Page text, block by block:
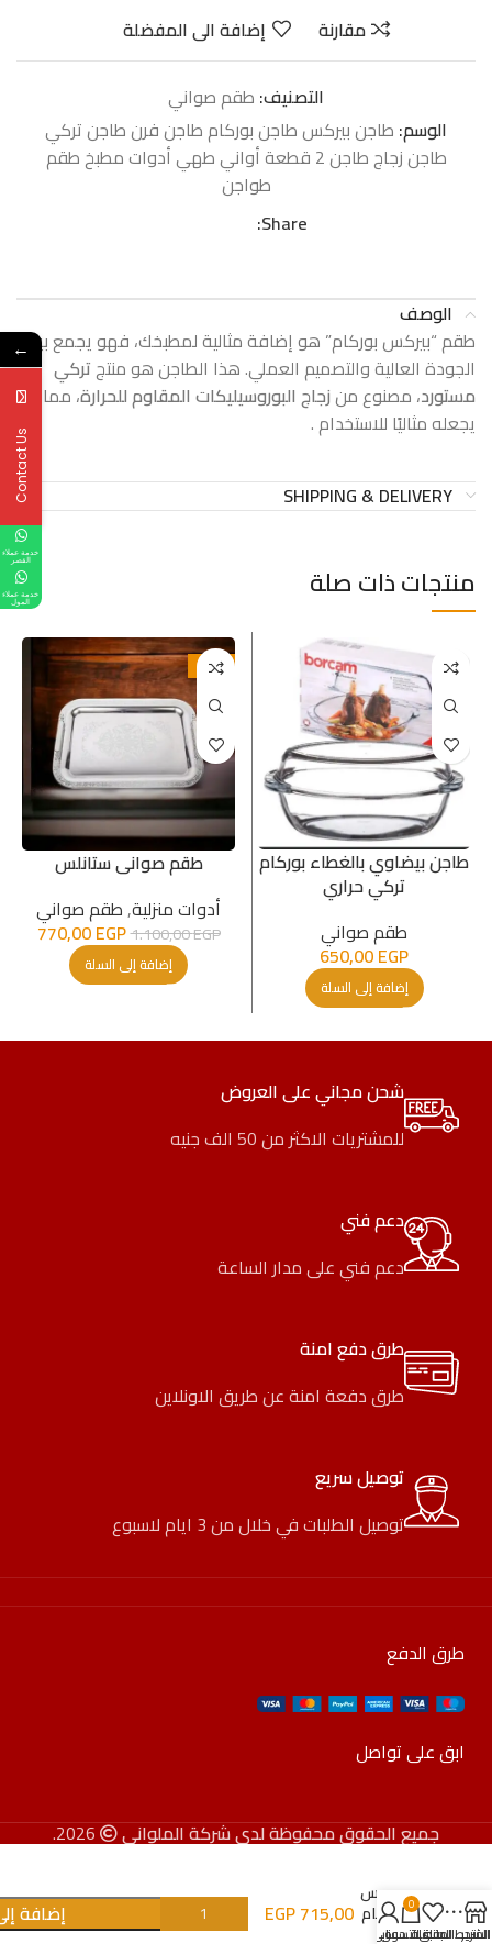
مقارنة
إضافة الى المفضلة
التصنيف: طقم صواني
الوسم: طاجن بيركس طاجن بوركام طاجن فرن طاجن تركي
طاجن زجاج طاجن 2 قطعة أواني طهي أدوات مطبخ طقم
طواجن
Share:
الوصف
طقم “بيركس بوركام” هو إضافة مثالية لمطبخك، فهو يجمع بين
الجودة العالية والتصميم العملي. هذا الطاجن هو منتج تركي
مستورد، مصنوع منزجاج البوروسيليكات المقاوم للحرارة، مما
يجعله مثاليًا للاستخدام .
SHIPPING & DELIVERY
منتجات ذات صلة
طاجن بيضاوي بالغطاء بوركام
تركي حراري
طقم صواني
650,00EGP
إضافة إلى السلة
-30%
طقم صوانى ستانلس
أدوات منزلية,طقم صواني
1.100,00EGP
770,00EGP
إضافة إلى السلة
شحن مجاني على العروض
للمشتريات الاكثر من 50 الف جنيه
دعم فني
دعم فني على مدار الساعة
طرق دفع امنة
طرق دفعة امنة عن طريق الاونلاين
توصيل سريع
توصيل الطلبات في خلال من 3 ايام لاسبوع
طرق الدفع
ابق على تواصل
جميع الحقوق محفوظة لدى شركة الملواني 2026.
بيركس
بوركام
تركي
715,00
EGP إضافة
المتجر
الشريط الجانبي
المفضلة
0
سلة التسوق
حسابي
←
Contact Us
خدمة عملاء
القصر
خدمة عملاء
المول